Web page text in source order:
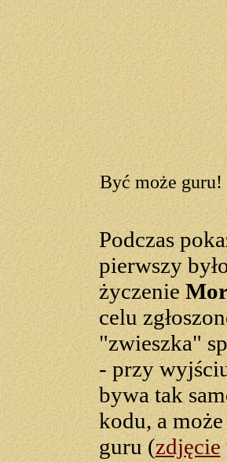
Być może guru!
Podczas
pierwszy
życzenie
celu
"zwieszka"
- przy
bywa tak
kodu, a
guru (zdjęcie